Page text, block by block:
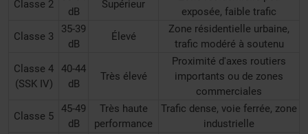
Classe 2
dB
Supérieur
exposée, faible trafic
Classe 3
35-39
dB
Élevé
Zone résidentielle urbaine,
trafic modéré à soutenu
Classe 4
(SSK IV)
40-44
dB
Très élevé
Proximité d'axes routiers
importants ou de zones
commerciales
Classe 5
45-49
dB
Très haute
performance
Trafic dense, voie ferrée, zone
industrielle